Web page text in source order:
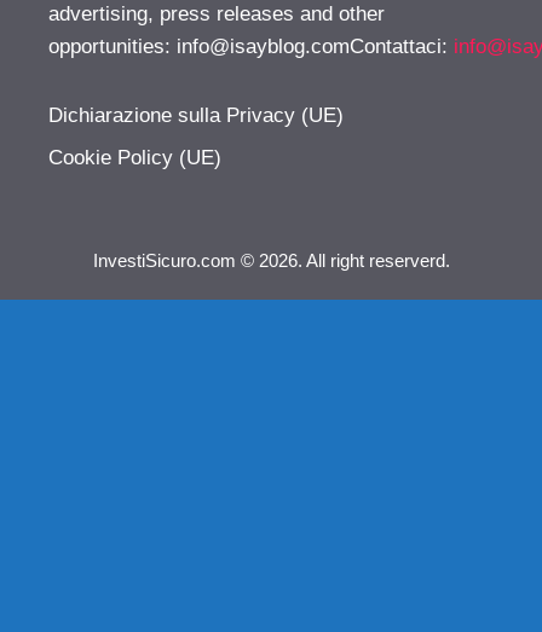
advertising, press releases and other
opportunities: info@isayblog.comContattaci:
Dichiarazione sulla Privacy (UE)
Cookie Policy (UE)
InvestiSicuro.com © 2026. All right reserverd.